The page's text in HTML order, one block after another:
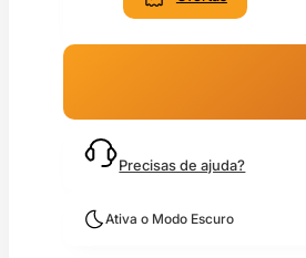
Precisas de ajuda?
Ativa o Modo Escuro